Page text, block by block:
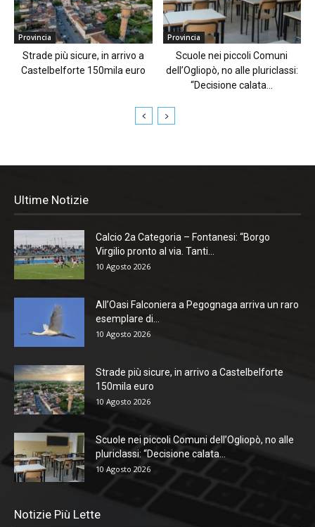
Provincia
Strade più sicure, in arrivo a
Castelbelforte 150mila euro
Provincia
Scuole nei piccoli Comuni
dell’Ogliopò, no alle pluriclassi:
“Decisione calata...
Ultime Notizie
Calcio 2a Categoria – Fontanesi: “Borgo
Virgilio pronto al via. Tanti...
10 Agosto 2026
All’Oasi Falconiera a Pegognaga arriva un raro
esemplare di...
10 Agosto 2026
Strade più sicure, in arrivo a Castelbelforte
150mila euro
10 Agosto 2026
Scuole nei piccoli Comuni dell’Ogliopò, no alle
pluriclassi: “Decisione calata...
10 Agosto 2026
Notizie Più Lette